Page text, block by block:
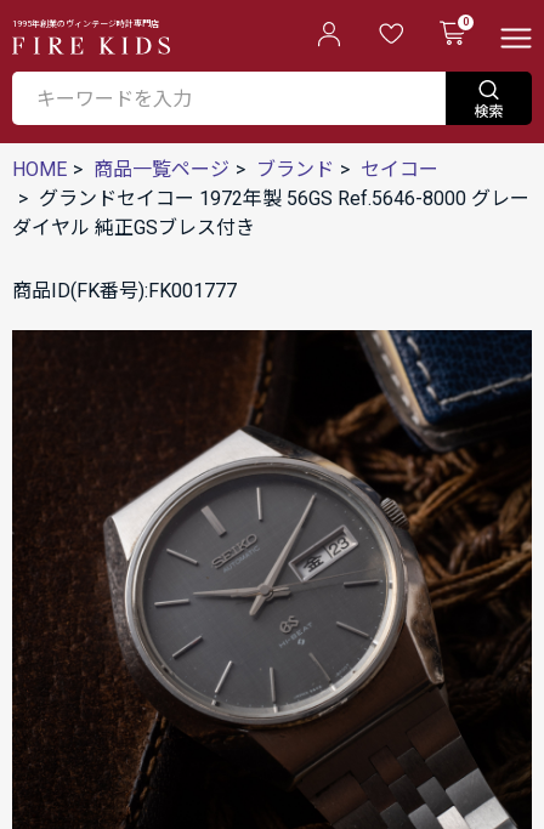
1995年創業のヴィンテージ時計専門店 0
HOME 商品一覧ページ ブランド
セイコー
グランドセイコー 1972年製 56GS Ref.5646-8000 グレー
ダイヤル 純正GSブレス付き
商品ID(FK番号):FK001777